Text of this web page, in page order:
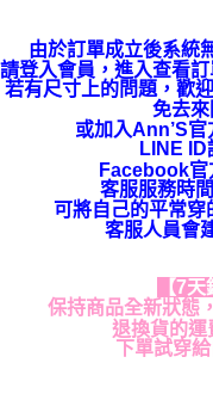
由於訂單成立後系統
請登入會員，進入查看
若有尺寸上的問題，歡
免去
或加入Ann’S
LINE ID
Facebook官
客服服務時
可將自己的平常
客服人員會
【7
保持商品全新狀態
退換貨的運
下單試穿